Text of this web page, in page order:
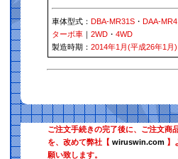
車体型式： DBA-MR31S・ DAA-
ターボ車｜ 2WD・ 4WD
製造時期： 2014年1月(平成26年1月)
ご注文手続きの完了後に、ご注文商
を、改めて弊社【 wiruswin.com】
願い致します。